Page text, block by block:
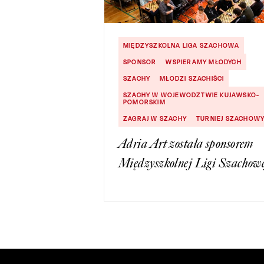
MIĘDZYSZKOLNA LIGA SZACHOWA
SPONSOR
WSPIERAMY MŁODYCH
SZACHY
MŁODZI SZACHIŚCI
SZACHY W WOJEWODZTWIE KUJAWSKO-
POMORSKIM
ZAGRAJ W SZACHY
TURNIEJ
Adria Art została sponsorem
Międzyszkolnej Ligi